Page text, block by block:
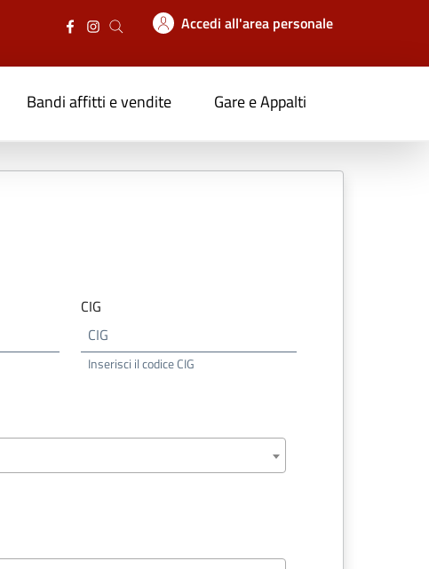
Accedi all'area personale
Bandi affitti e vendite Gare e Appalti
CIG
Inserisci il codice CIG